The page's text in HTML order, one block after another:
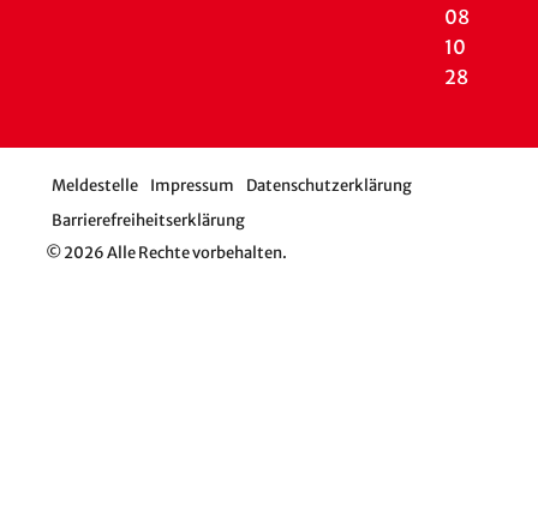
08
10
28
© 2026 Alle Rechte vorbehalten.
Meldestelle Impressum
Datenschutzerklärung
Barrierefreiheitserklärung